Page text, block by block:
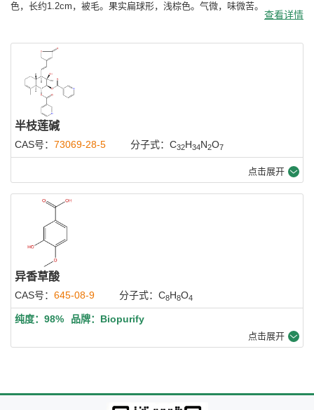
色，长约1.2cm，被毛。果实扁球形，浅棕色。气微，味微苦。
查看详情
半枝莲碱
CAS号： 73069-28-5 分子式：C32H34N2O7
点击展开
异香草酸
CAS号： 645-08-9 分子式：C8H8O4
纯度：98% 品牌：Biopurify
点击展开